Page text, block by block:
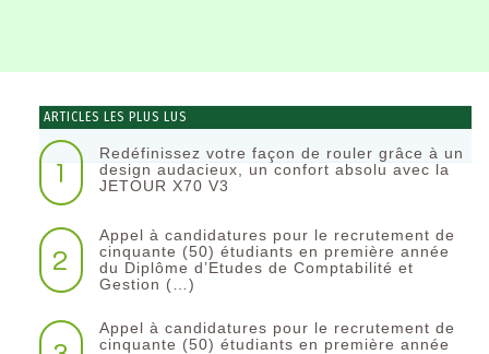
ARTICLES LES PLUS LUS
1
Redéfinissez votre façon de rouler grâce à un
design audacieux, un confort absolu avec la
JETOUR X70 V3
2
Appel à candidatures pour le recrutement de
cinquante (50) étudiants en première année
du Diplôme d’Etudes de Comptabilité et
Gestion (…)
Appel à candidatures pour le recrutement de
cinquante (50) étudiants en première année